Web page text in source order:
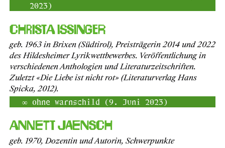
2023)
Christa Issinger
geb. 1963 in Brixen (Südtirol), Preisträgerin 2014 und 2022
des Hildesheimer Lyrikwettbewerbes. Veröffentlichung in
verschiedenen Anthologien und Literaturzeitschriften.
Zuletzt «Die Liebe ist nicht rot» (Literaturverlag Hans
Spicka, 2012).
ohne warnschild (9. Juni 2023)
Annett Jaensch
geb. 1970, Dozentin und Autorin, Schwerpunkte